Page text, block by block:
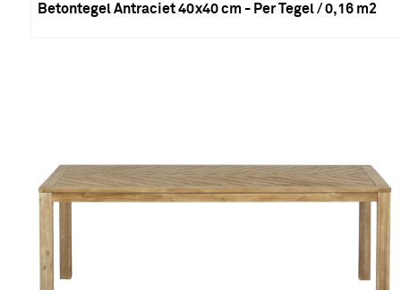
Betontegel Antraciet 40x40 cm - Per Tegel / 0,16 m2